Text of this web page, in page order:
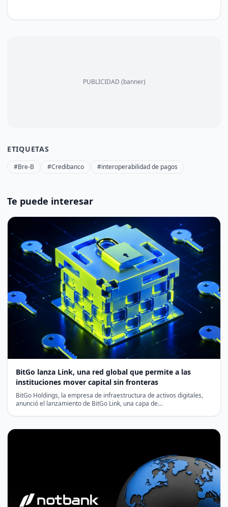
PUBLICIDAD (banner)
ETIQUETAS
#Bre-B #Credibanco #interoperabilidad de pagos
Te puede interesar
BitGo lanza Link, una red global que permite a las
instituciones mover capital sin fronteras
BitGo Holdings, la empresa de infraestructura de activos digitales,
anunció el lanzamiento de BitGo Link, una capa de…